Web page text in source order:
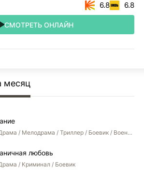
СМОТРЕТЬ ОНЛАЙН
6.8 6.8
месяц
2024, Драма / Мелодрама / Триллер / Боевик / Военный
любовь
/ Криминал / Боевик